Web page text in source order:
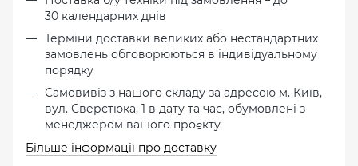
30 календарних днів
Терміни доставки великих або нестандартних
замовлень обговорюються в індивідуальному
порядку
Самовивіз з нашого складу за адресою м. Київ,
вул. Сверстюка, 1 в дату та час, обумовлені з
менеджером вашого проєкту
Більше інформації про доставку